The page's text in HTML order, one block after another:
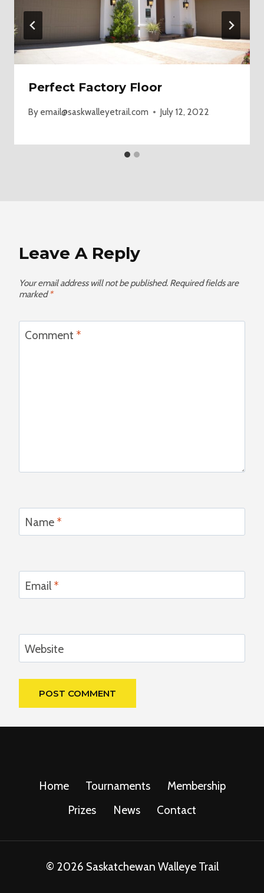
Perfect Factory Floor
By email@saskwalleyetrail.com July 12, 2022
Leave A Reply
Your email address will not be published. Required fields are
marked*
Comment *
Name *
Email *
Website
Home Tournaments
Membership
Prizes
News Contact
© 2026 Saskatchewan Walleye Trail